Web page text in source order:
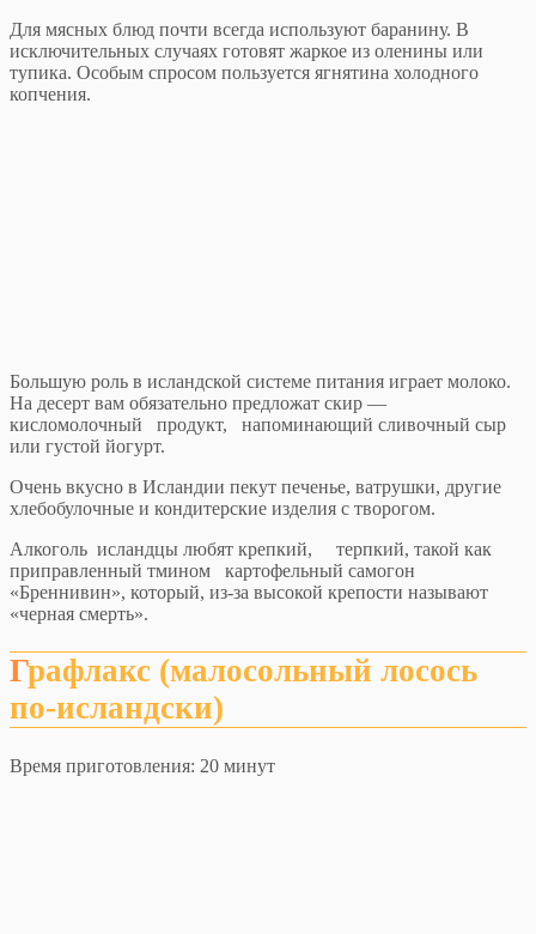
Для мясных блюд почти всегда используют баранину. В
исключительных случаях готовят жаркое из оленины или
тупика. Особым спросом пользуется ягнятина холодного
копчения.
Большую роль в исландской системе питания играет молоко.
На десерт вам обязательно предложат скир —
кисломолочный продукт, напоминающий сливочный сыр
или густой йогурт.
Очень вкусно в Исландии пекут печенье, ватрушки, другие
хлебобулочные и кондитерские изделия с творогом.
Алкоголь исландцы любят крепкий, терпкий, такой как
приправленный тмином картофельный самогон
«Бреннивин», который, из-за высокой крепости называют
«черная смерть».
Графлакс (малосольный лосось
по-исландски)
Время приготовления: 20 минут